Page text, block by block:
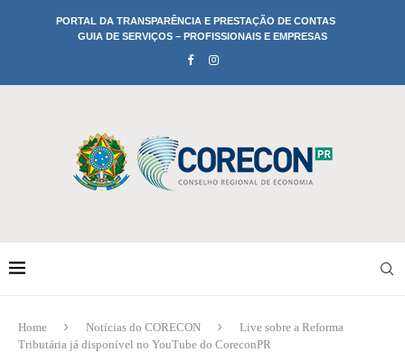
PORTAL DA TRANSPARÊNCIA E PRESTAÇÃO DE CONTAS
GUIA DE SERVIÇOS – PROFISSIONAIS E EMPRESAS
Home Notícias do CORECON
Live sobre a Reforma
Tributária já disponível no YouTube do CoreconPR